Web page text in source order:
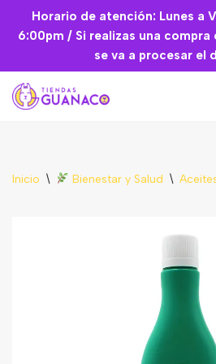
Saltar
contenido
Horario de atención: Lunes a
6:00pm / Si realizas una compra
se va a procesar el
Inicio \ Bienestar y Salud \